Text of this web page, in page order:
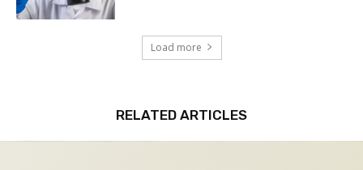
Load more
RELATED ARTICLES